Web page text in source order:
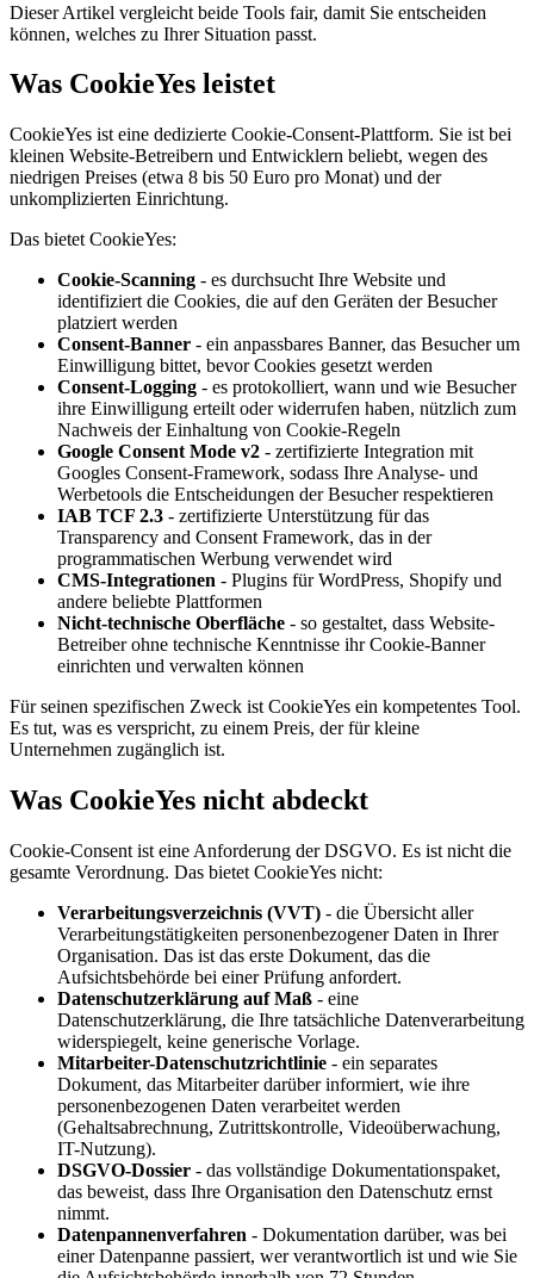
Dieser Artikel vergleicht beide Tools fair, damit Sie entscheiden
können, welches zu Ihrer Situation passt.
Was CookieYes leistet
CookieYes ist eine dedizierte Cookie-Consent-Plattform. Sie ist bei
kleinen Website-Betreibern und Entwicklern beliebt, wegen des
niedrigen Preises (etwa 8 bis 50 Euro pro Monat) und der
unkomplizierten Einrichtung.
Das bietet CookieYes:
Cookie-Scanning - es durchsucht Ihre Website und
identifiziert die Cookies, die auf den Geräten der Besucher
platziert werden
Consent-Banner - ein anpassbares Banner, das Besucher um
Einwilligung bittet, bevor Cookies gesetzt werden
Consent-Logging - es protokolliert, wann und wie Besucher
ihre Einwilligung erteilt oder widerrufen haben, nützlich zum
Nachweis der Einhaltung von Cookie-Regeln
Google Consent Mode v2 - zertifizierte Integration mit
Googles Consent-Framework, sodass Ihre Analyse- und
Werbetools die Entscheidungen der Besucher respektieren
IAB TCF 2.3 - zertifizierte Unterstützung für das
Transparency and Consent Framework, das in der
programmatischen Werbung verwendet wird
CMS-Integrationen - Plugins für WordPress, Shopify und
andere beliebte Plattformen
Nicht-technische Oberfläche - so gestaltet, dass Website-
Betreiber ohne technische Kenntnisse ihr Cookie-Banner
einrichten und verwalten können
Für seinen spezifischen Zweck ist CookieYes ein kompetentes Tool.
Es tut, was es verspricht, zu einem Preis, der für kleine
Unternehmen zugänglich ist.
Was CookieYes nicht abdeckt
Cookie-Consent ist eine Anforderung der DSGVO. Es ist nicht die
gesamte Verordnung. Das bietet CookieYes nicht:
Verarbeitungsverzeichnis (VVT) - die Übersicht aller
Verarbeitungstätigkeiten personenbezogener Daten in Ihrer
Organisation. Das ist das erste Dokument, das die
Aufsichtsbehörde bei einer Prüfung anfordert.
Datenschutzerklärung auf Maß - eine
Datenschutzerklärung, die Ihre tatsächliche Datenverarbeitung
widerspiegelt, keine generische Vorlage.
Mitarbeiter-Datenschutzrichtlinie - ein separates
Dokument, das Mitarbeiter darüber informiert, wie ihre
personenbezogenen Daten verarbeitet werden
(Gehaltsabrechnung, Zutrittskontrolle, Videoüberwachung,
IT-Nutzung).
DSGVO-Dossier - das vollständige Dokumentationspaket,
das beweist, dass Ihre Organisation den Datenschutz ernst
nimmt.
Datenpannenverfahren - Dokumentation darüber, was bei
einer Datenpanne passiert, wer verantwortlich ist und wie Sie